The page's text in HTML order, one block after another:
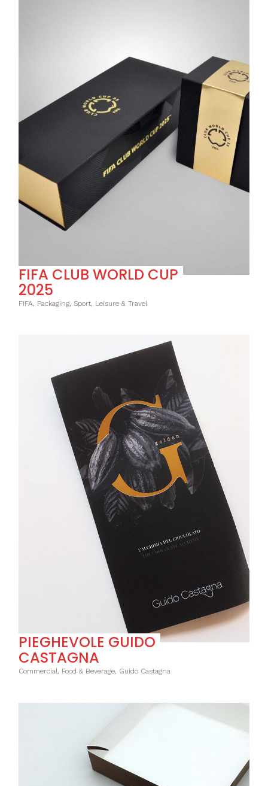
FIFA CLUB WORLD CUP
2025
FIFA, Packaging, Sport, Leisure & Travel
PIEGHEVOLE GUIDO
CASTAGNA
Commercial, Food & Beverage, Guido Castagna